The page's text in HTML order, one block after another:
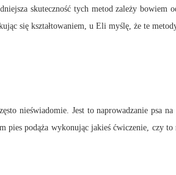
skuteczność tych metod zależy bowiem
się kształtowaniem, u Eli myślę, że te
nieświadomie. Jest to naprowadzanie psa na
podąża wykonując jakieś ćwiczenie, czy